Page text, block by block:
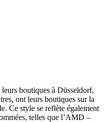
boutiques à Düsseldorf,
ont leurs boutiques sur la
Ce style se reflète également
telles que l’AMD –